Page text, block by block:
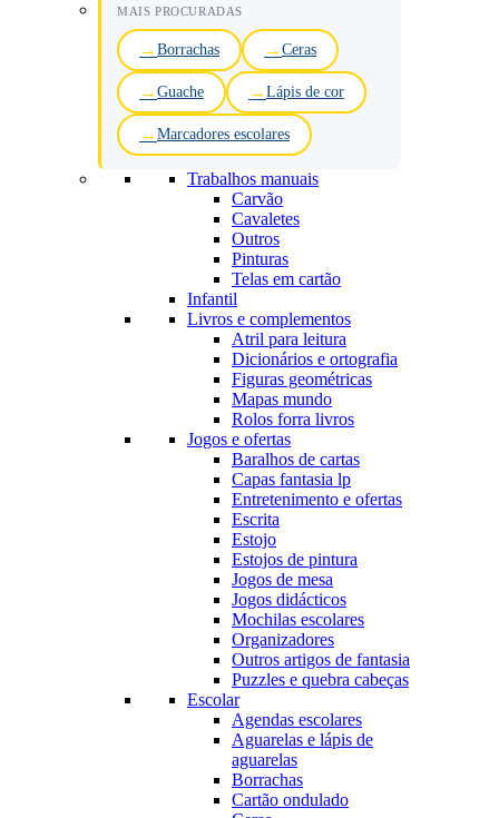
MAIS PROCURADAS
Borrachas Ceras
Guache Lápis de cor
Marcadores escolares
Trabalhos manuais
Carvão
Cavaletes
Outros
Pinturas
Telas em cartão
Infantil
Livros e complementos
Atril para leitura
Dicionários e ortografia
Figuras geométricas
Mapas mundo
Rolos forra livros
Jogos e ofertas
Baralhos de cartas
Capas fantasia lp
Entretenimento e ofertas
Escrita
Estojo
Estojos de pintura
Jogos de mesa
Jogos didácticos
Mochilas escolares
Organizadores
Outros artigos de fantasia
Puzzles e quebra cabeças
Escolar
Agendas escolares
Aguarelas e lápis de
aguarelas
Borrachas
Cartão ondulado